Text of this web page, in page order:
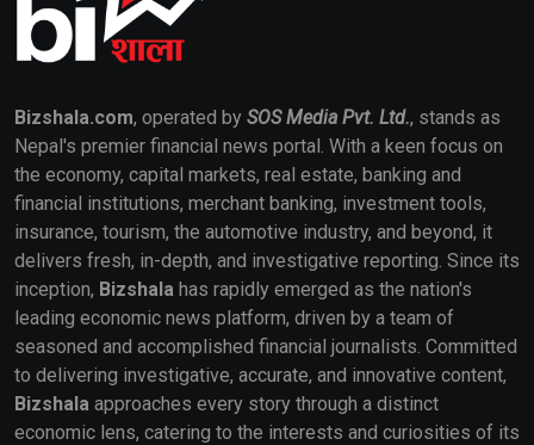
Bizshala.com, operated by SOS Media Pvt. Ltd., stands as
Nepal's premier financial news portal. With a keen focus on
the economy, capital markets, real estate, banking and
financial institutions, merchant banking, investment tools,
insurance, tourism, the automotive industry, and beyond, it
delivers fresh, in-depth, and investigative reporting. Since its
inception, Bizshala has rapidly emerged as the nation's
leading economic news platform, driven by a team of
seasoned and accomplished financial journalists. Committed
to delivering investigative, accurate, and innovative content,
Bizshala approaches every story through a distinct
economic lens, catering to the interests and curiosities of its